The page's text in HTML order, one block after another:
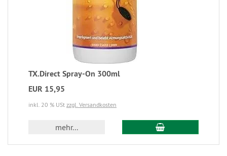
TX.Direct Spray-On 300ml
EUR 15,95
inkl. 20 % USt zzgl. Versandkosten
mehr...